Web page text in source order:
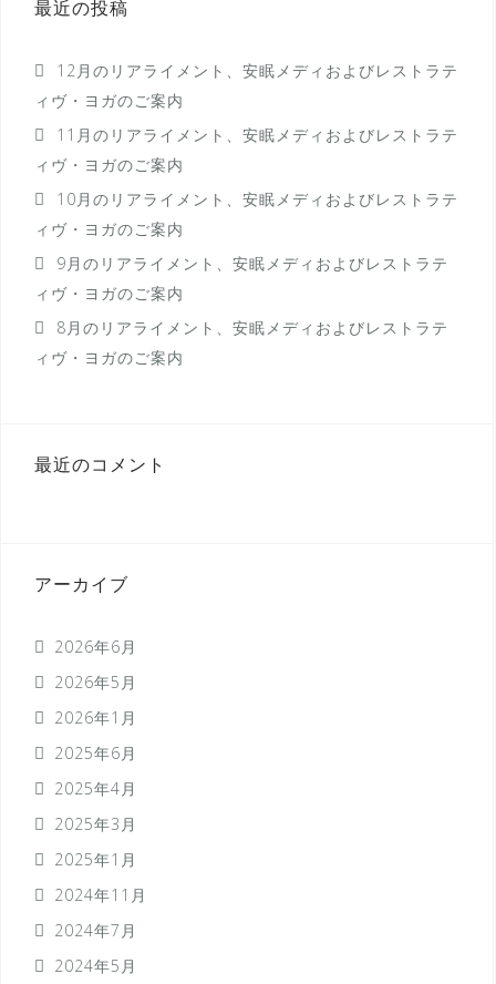
ョ
ン
最近の投稿
12月のリアライメント、安眠メディおよびレストラテ
ィヴ・ヨガのご案内
11月のリアライメント、安眠メディおよびレストラテ
ィヴ・ヨガのご案内
10月のリアライメント、安眠メディおよびレストラテ
ィヴ・ヨガのご案内
9月のリアライメント、安眠メディおよびレストラテ
ィヴ・ヨガのご案内
8月のリアライメント、安眠メディおよびレストラテ
ィヴ・ヨガのご案内
最近のコメント
アーカイブ
2026年6月
2026年5月
2026年1月
2025年6月
2025年4月
2025年3月
2025年1月
2024年11月
2024年7月
2024年5月